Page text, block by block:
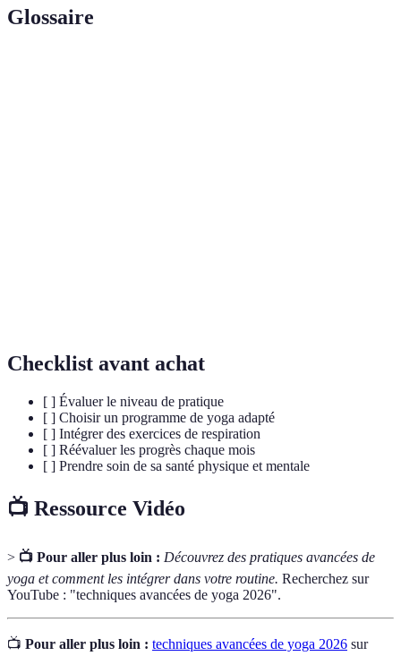
Glossaire
Checklist avant achat
[ ] Évaluer le niveau de pratique
[ ] Choisir un programme de yoga adapté
[ ] Intégrer des exercices de respiration
[ ] Réévaluer les progrès chaque mois
[ ] Prendre soin de sa santé physique et mentale
📺 Ressource Vidéo
> 📺 Pour aller plus loin : Découvrez des pratiques avancées de
yoga et comment les intégrer dans votre routine. Recherchez sur
YouTube : "techniques avancées de yoga 2026".
📺 Pour aller plus loin : techniques avancées de yoga 2026 sur